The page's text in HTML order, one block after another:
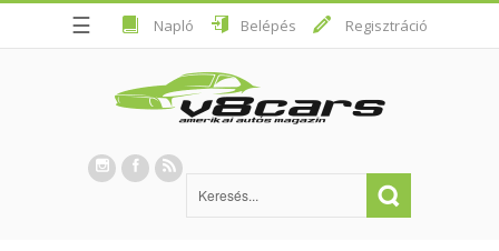
☰ Napló Belépés Regisztráció